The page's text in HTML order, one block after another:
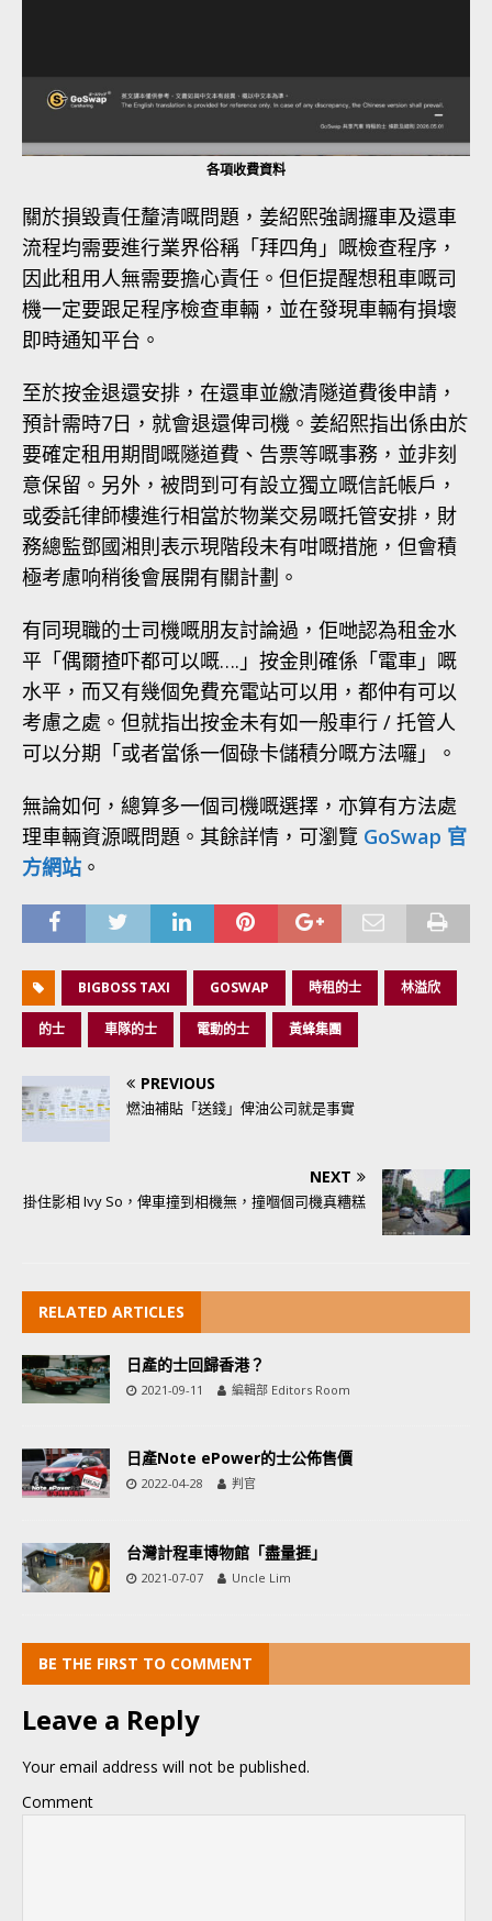
各項收費資料
關於損毀責任釐清嘅問題，姜紹熙強調攞車及還車
流程均需要進行業界俗稱「拜四角」嘅檢查程序，
因此租用人無需要擔心責任。但佢提醒想租車嘅司
機一定要跟足程序檢查車輛，並在發現車輛有損壞
即時通知平台。
至於按金退還安排，在還車並繳清隧道費後申請，
預計需時7日，就會退還俾司機。姜紹熙指出係由於
要確定租用期間嘅隧道費、告票等嘅事務，並非刻
意保留。另外，被問到可有設立獨立嘅信託帳戶，
或委託律師樓進行相當於物業交易嘅托管安排，財
務總監鄧國湘則表示現階段未有咁嘅措施，但會積
極考慮响稍後會展開有關計劃。
有同現職的士司機嘅朋友討論過，佢哋認為租金水
平「偶爾揸吓都可以嘅….」按金則確係「電車」嘅
水平，而又有幾個免費充電站可以用，都仲有可以
考慮之處。但就指出按金未有如一般車行 / 托管人
可以分期「或者當係一個碌卡儲積分嘅方法囉」。
無論如何，總算多一個司機嘅選擇，亦算有方法處
理車輛資源嘅問題。其餘詳情，可瀏覽 GoSwap 官
方網站 。
BIGBOSS TAXI GOSWAP 時租的士 林溢欣
的士 車隊的士 電動的士 黃蜂集團
PREVIOUS
燃油補貼「送錢」俾油公司就是事實
NEXT
掛住影相 Ivy So，俾車撞到相機無，撞嗰個司機真糟糕
RELATED ARTICLES
日產的士回歸香港？
2021-09-11 編輯部 Editors Room
日產Note ePower的士公佈售價
2022-04-28 判官
台灣計程車博物館「盡量捱」
2021-07-07 Uncle Lim
BE THE FIRST TO COMMENT
Leave a Reply
Your email address will not be published.
Comment